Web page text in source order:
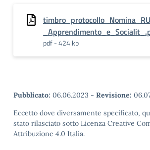
pdf - 424 kb
Pubblicato: 06.06.2023 - Revisione:
Eccetto dove diversamente specificato,
stato rilasciato sotto Licenza Creative
Attribuzione 4.0 Italia.